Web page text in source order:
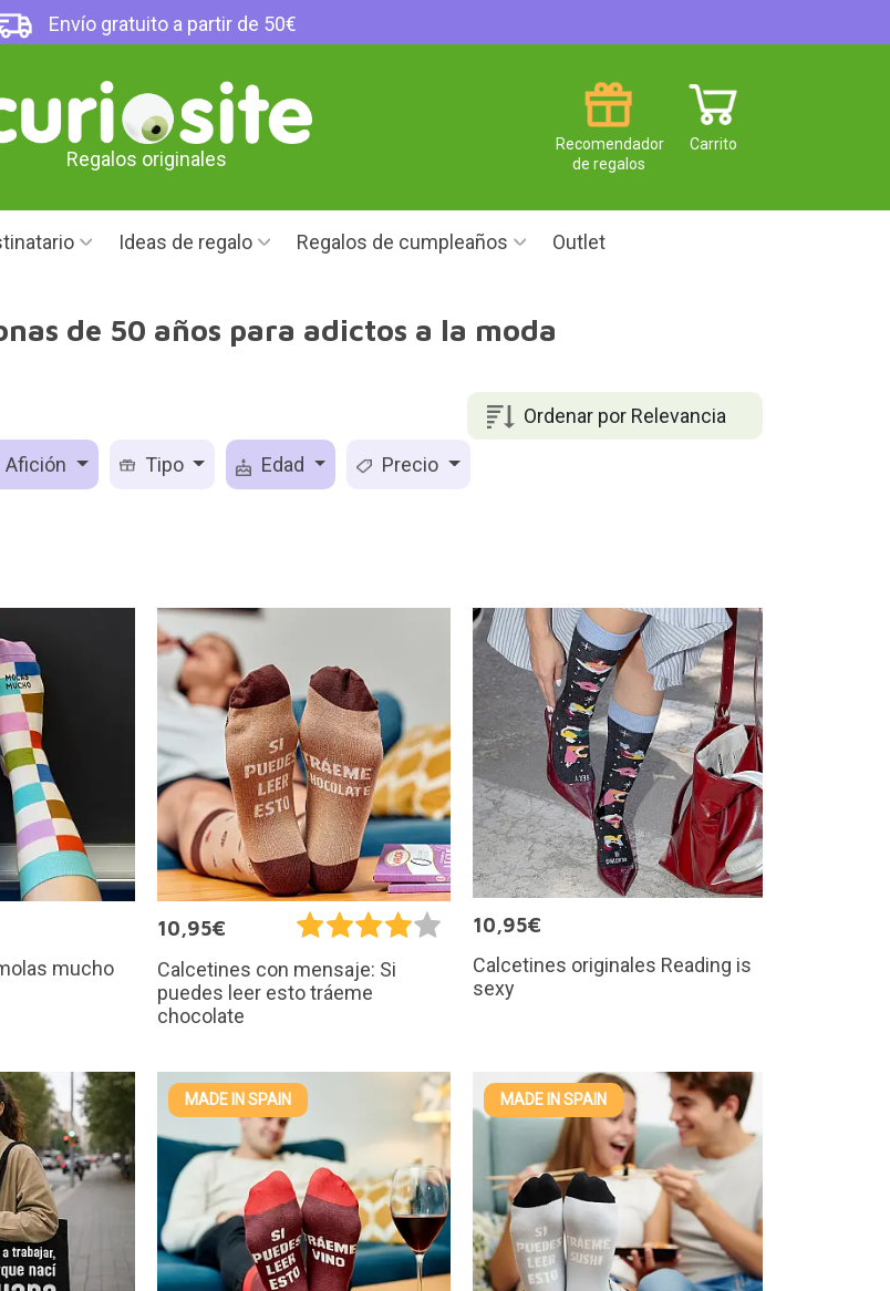
Envío gratuito a partir de 50€
Regalos originales
Carrito
Recomendador
de regalos
Ideas de regalo Regalos de cumpleaños Outlet
de 50 años para adictos a la moda
Ordenar por Relevancia
Afición Tipo Edad Precio
mucho
10,95€
Calcetines con mensaje: Si
puedes leer esto tráeme
chocolate
10,95€
Calcetines originales Reading is
sexy
MADE IN SPAIN MADE IN SPAIN